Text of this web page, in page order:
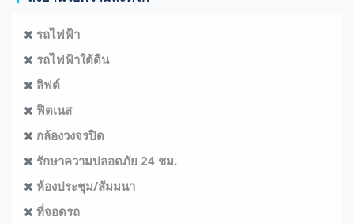
รถไฟฟ้า
รถไฟฟ้าใต้ดิน
ลิฟต์
ฟิตเนส
กล้องวงจรปิด
รักษาความปลอดภัย 24 ชม.
ห้องประชุม/สัมมนา
ที่จอดรถ